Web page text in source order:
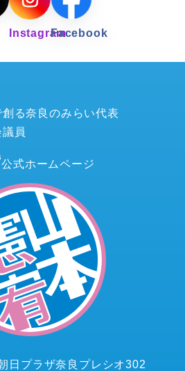
る奈良のみらい代表
員
公式ホームページ
日プラザ奈良プレシオ302